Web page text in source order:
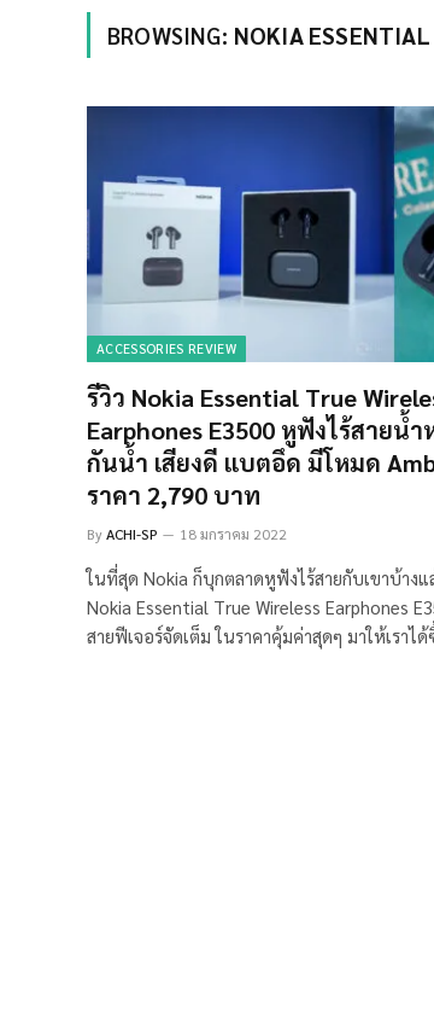
BROWSING: NOKIA
ACCESSORIES REVIEW
รีวิว Nokia Essential True
Earphones E3500 หูฟังไร้สายน้ำ
กันน้ำ เสียงดี แบตอึด มีโหมด
ราคา 2,790 บาท
ByACHI-SP 18 มกราคม 2022
ในที่สุด Nokia ก็บุกตลาดหูฟังไร้สายกับเขาบ้างแ
Nokia Essential True Wireless Earphones
สายฟีเจอร์จัดเต็ม ในราคาคุ้มค่าสุดๆ มาให้เราไ